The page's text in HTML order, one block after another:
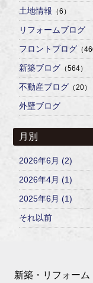
土地情報 （6）
リフォームブログ
フロントブログ （
新築ブログ （564）
不動産ブログ （20）
外壁ブログ
月別
2026年6月 (2)
2026年4月 (1)
2025年6月 (1)
それ以前
新築・リフォー